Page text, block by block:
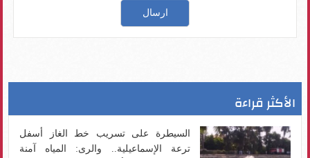
الأكثر قراءة
السيطرة على تسريب خط الغاز أسفل
ترعة الإسماعيلية.. والرى: المياه آمنة